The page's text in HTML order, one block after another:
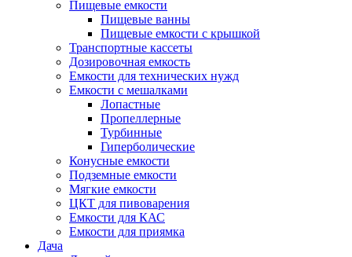
Пищевые емкости
Пищевые ванны
Пищевые емкости с крышкой
Транспортные кассеты
Дозировочная емкость
Емкости для технических нужд
Емкости с мешалками
Лопастные
Пропеллерные
Турбинные
Гиперболические
Конусные емкости
Подземные емкости
Мягкие емкости
ЦКТ для пивоварения
Емкости для КАС
Емкости для приямка
Дача